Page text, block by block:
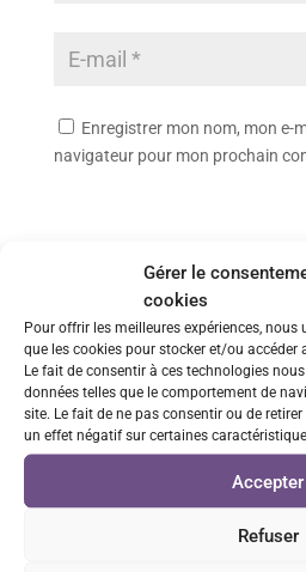
Gérer le
cookies
Pour offrir les meilleures expériences,
que les cookies pour stocker et/ou
Le fait de consentir à ces technologies
données telles que le comportement de
site. Le fait de ne pas consentir ou de
un effet négatif sur certaines
Accepter
Refuser
Enregistrer mon nom, mon e-
navigateur pour mon prochain
Paiements
via CB ou Paypal
Livraison
Envois sous 48h/